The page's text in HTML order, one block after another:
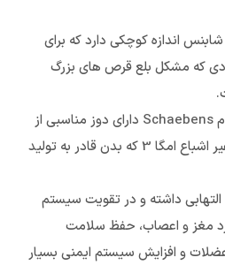
پری میوم شابنس اندازه کوچکی دارد که برای
سال یا افرادی که مشکل بلع قرص های بزرگ
مکمل امگا 3 شابنز پریمیوم Schaebens دارای دوز مناسبی از
اسید های چرب ضروری و غیر اشباع امگا 3 که بدن قادر به تولید
داشته و در تقویت سیستم
مغز و اعصاب، حفظ سلامت
و افزایش سیستم ایمنی بسیار